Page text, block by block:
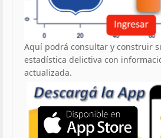
Aquí podrá consultar y construir
estadística delictiva con
actualizada.